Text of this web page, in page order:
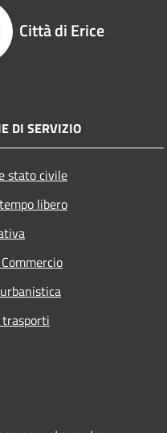
Città di Erice
DI SERVIZIO
stato civile
libero